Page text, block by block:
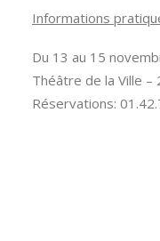
Informations
Du 13 au 15
Théâtre de la Ville –
Réservations: